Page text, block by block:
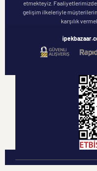
etmekteyiz.
gelişim ilkeleriyle
karşılık